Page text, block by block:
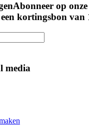
Abonneer op
kortingsbon van
media